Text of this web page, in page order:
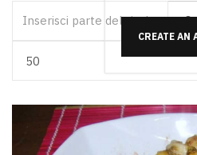
CREATE AN